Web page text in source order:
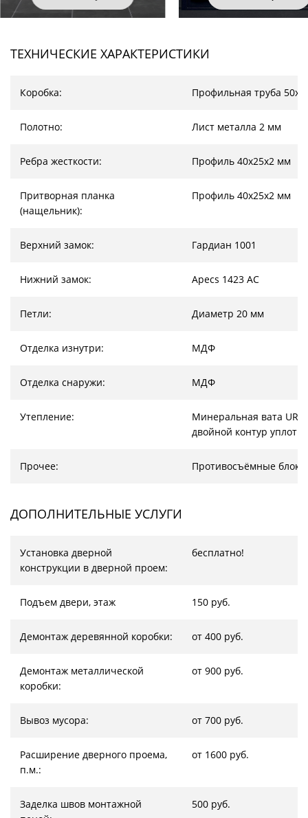
ТЕХНИЧЕСКИЕ ХАРАКТЕРИСТИКИ
Коробка: Профильная труба
Полотно: Лист металла 2 мм
Ребра жесткости: Профиль 40х25х2 мм
Притворная планка
(нащельник):
Профиль 40х25х2 мм
Верхний замок: Гардиан 1001
Нижний замок: Apecs 1423 AC
Петли: Диаметр 20 мм
Отделка изнутри: МДФ
Отделка снаружи: МДФ
Утепление:
Минеральная вата
двойной контур
Прочее: Противосъёмные
ДОПОЛНИТЕЛЬНЫЕ УСЛУГИ
Установка дверной
конструкции в дверной проем:
бесплатно!
Подъем двери, этаж 150 руб.
Демонтаж деревянной коробки: от 400 руб.
Демонтаж металлической
коробки:
от 900 руб.
Вывоз мусора: от 700 руб.
Расширение дверного проема,
п.м.:
от 1600 руб.
Заделка швов монтажной
500 руб.